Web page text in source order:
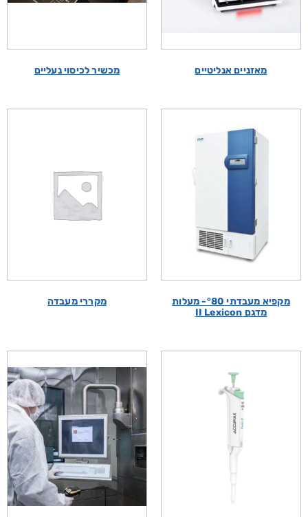
מאזניים אנליטיים מכשיר לכיסוי נעליים
מקפיא מעבדתי °80- מעלות
מדגם II Lexicon
מקררי מעבדה